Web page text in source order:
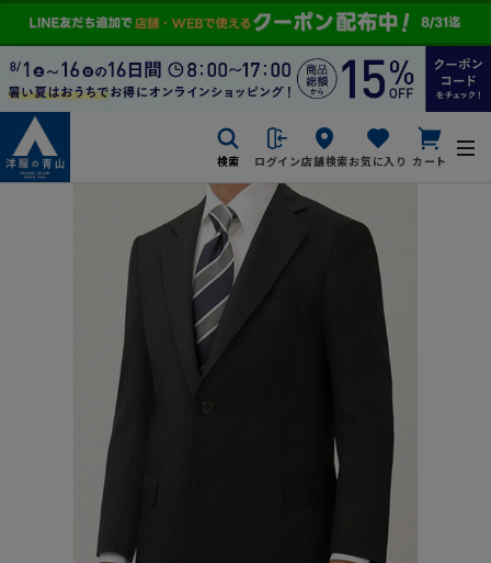
検索 ログイン店舗検索お気に入り カート